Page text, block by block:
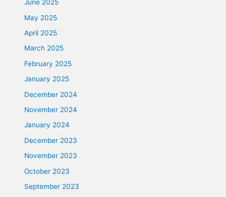
June 2025
May 2025
April 2025
March 2025
February 2025
January 2025
December 2024
November 2024
January 2024
December 2023
November 2023
October 2023
September 2023